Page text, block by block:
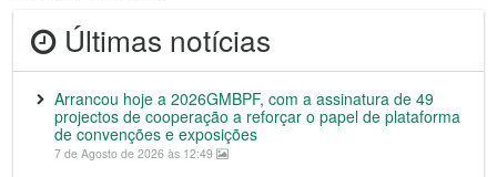
Últimas notícias
Arrancou hoje a 2026GMBPF, com a assinatura de 49
projectos de cooperação a reforçar o papel de plataforma
de convenções e exposições
7 de Agosto de 2026 às 12:49